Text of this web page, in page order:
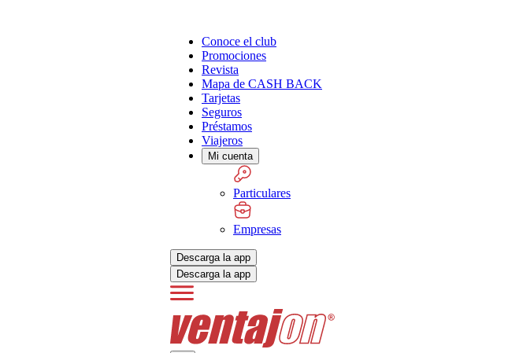
Conoce el club
Promociones
Revista
Mapa de CASH BACK
Tarjetas
Seguros
Préstamos
Viajeros
Mi cuenta
Particulares
Empresas
Descarga la app
Descarga la app